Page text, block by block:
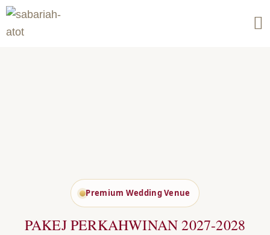
Skip
Premium Wedding Venue
PAKEJ PERKAHWINAN 2027-2028